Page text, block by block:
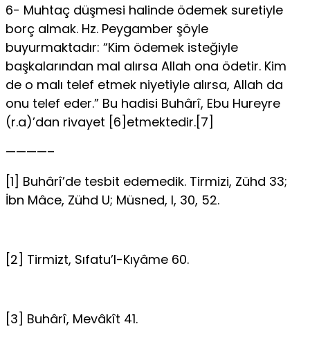
6- Muhtaç düşmesi halinde ödemek suretiyle
borç almak. Hz. Peygamber şöyle
buyurmaktadır: “Kim ödemek isteğiyle
başkalarından mal alırsa Allah ona ödetir. Kim
de o malı telef etmek niyetiyle alırsa, Allah da
onu telef eder.” Bu hadisi Buhârî, Ebu Hureyre
(r.a)’dan rivayet [6]etmektedir.[7]
————–
[1] Buhârî’de tesbit edemedik. Tirmizi, Zühd 33;
İbn Mâce, Zühd U; Müsned, I, 30, 52.
[2] Tirmizt, Sıfatu’l-Kıyâme 60.
[3] Buhârî, Mevâkît 41.